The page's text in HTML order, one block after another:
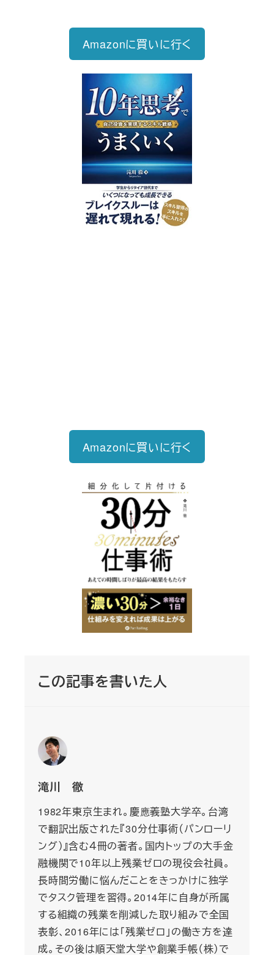
Amazonに買いに行く
Amazonに買いに行く
この記事を書いた人
滝川 徹
1982年東京生まれ。慶應義塾大学卒。台湾
で翻訳出版された『30分仕事術（パンローリ
ング）』含む４冊の著者。国内トップの大手金
融機関で10年以上残業ゼロの現役会社員。
長時間労働に悩んだことをきっかけに独学
でタスク管理を習得。2014年に自身が所属
する組織の残業を削減した取り組みで全国
表彰、2016年には「残業ゼロ」の働き方を達
成。その後は順天堂大学や創業手帳（株）で